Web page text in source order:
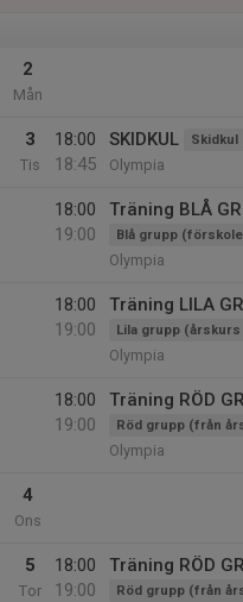
2
Mån
3
Tis
18:00
18:45
SKIDKUL Skidkul
Olympia
18:00
19:00
Träning BLÅ
Blå grupp
Olympia
18:00
19:00
Träning LILA
Lila grupp (årskurs
Olympia
18:00
19:00
Träning RÖD
Röd grupp (från
Olympia
4
Ons
5
Tor
18:00
19:00
Träning RÖD
Röd grupp (från